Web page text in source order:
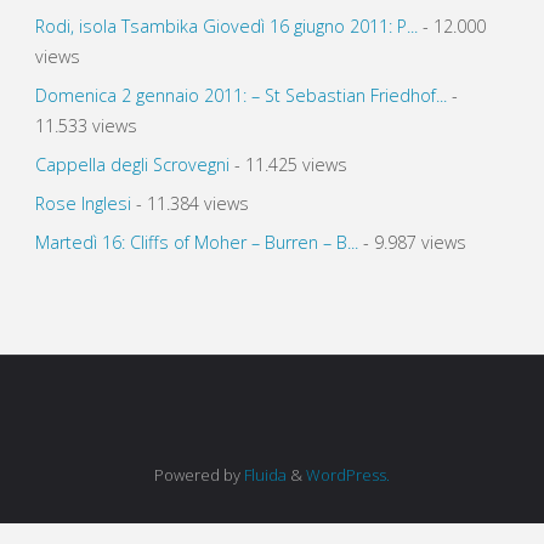
Rodi, isola Tsambika Giovedì 16 giugno 2011: P...
- 12.000
views
Domenica 2 gennaio 2011: – St Sebastian Friedhof...
-
11.533 views
Cappella degli Scrovegni - 11.425 views
Rose Inglesi - 11.384 views
Martedì 16: Cliffs of Moher – Burren – B...- 9.987 views
Powered by Fluida &WordPress.